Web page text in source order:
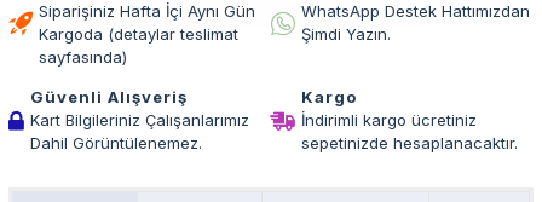
Siparişiniz Hafta İçi Aynı Gün
Kargoda (detaylar teslimat
sayfasında)
WhatsApp Destek Hattımızdan
Şimdi Yazın.
Güvenli Alışveriş
Kart Bilgileriniz Çalışanlarımız
Dahil Görüntülenemez.
Kargo
İndirimli kargo ücretiniz
sepetinizde hesaplanacaktır.